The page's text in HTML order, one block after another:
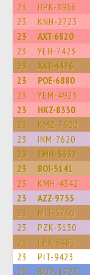
23 HPK-8966
23 KNH-2723
23 AXT-6820
23 YEH-7423
23 XAT-4476
23 POE-6880
23 YEM-4923
23 HKZ-8330
23 KMZ-7600
23 INM-7620
23 EMH-5332
23 BOI-3141
23 KMH-4342
23 AZZ-9753
23 MIT-5760
23 PZK-3130
23 EPX-8482
23 PIT-9423
23 BOP-1723